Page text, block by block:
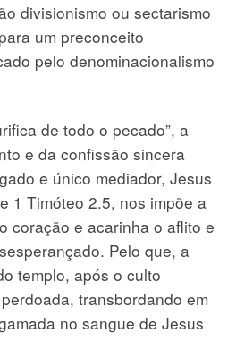
divisionismo ou sectarismo
um preconceito
pelo denominacionalismo
de todo o pecado”, a
e da confissão sincera
e único mediador, Jesus
1 Timóteo 2.5, nos impõe a
coração e acarinha o aflito e
Pelo que, a
templo, após o culto
transbordando em
no sangue de Jesus